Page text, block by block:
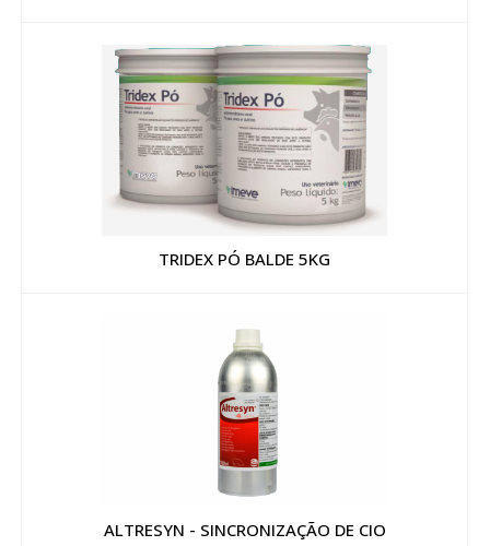
TRIDEX PÓ BALDE 5KG
ALTRESYN - SINCRONIZAÇÃO DE CIO